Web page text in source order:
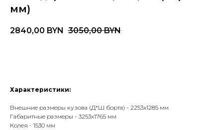
мм)
2840,00 BYN 3050,00 BYN
Характеристики:
Внешние размеры кузова (Д*Ш борта) - 2253х1285 мм
Габаритные размеры - 3253х1765 мм
Колея - 1530 мм